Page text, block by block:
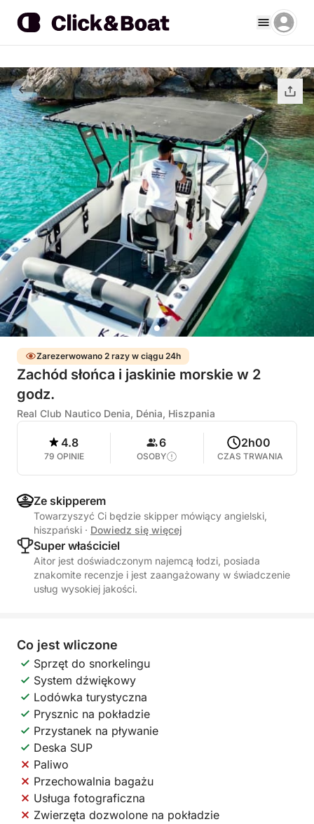
Zarezerwowano 2 razy w ciągu 24h
Zachód słońca i jaskinie morskie w 2
godz.
Real Club Nautico Denia, Dénia, Hiszpania
4.8
79 OPINIE
6
OSOBY
2h00
CZAS TRWANIA
Ze skipperem
Towarzyszyć Ci będzie skipper mówiący angielski,
hiszpański · Dowiedz się więcej
Super właściciel
Aitor jest doświadczonym najemcą łodzi, posiada
znakomite recenzje i jest zaangażowany w świadczenie
usług wysokiej jakości.
Co jest wliczone
Sprzęt do snorkelingu
System dźwiękowy
Lodówka turystyczna
Prysznic na pokładzie
Przystanek na pływanie
Deska SUP
Paliwo
Przechowalnia bagażu
Usługa fotograficzna
Zwierzęta dozwolone na pokładzie